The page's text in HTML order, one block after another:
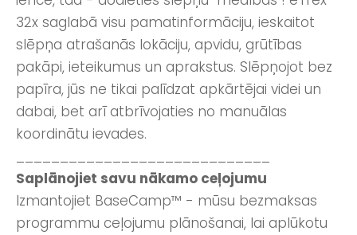
32x saglabā visu pamatinformāciju, ieskaitot
slēpņa atrašanās lokāciju, apvidu, grūtības
pakāpi, ieteikumus un aprakstus. Slēpņojot bez
papīra, jūs ne tikai palīdzat apkārtējai videi un
dabai, bet arī atbrīvojaties no manuālas
koordinātu ievades.
Saplānojiet savu nākamo ceļojumu
Izmantojiet BaseCamp™ - mūsu bezmaksas
programmu ceļojumu plānošanai, lai aplūkotu